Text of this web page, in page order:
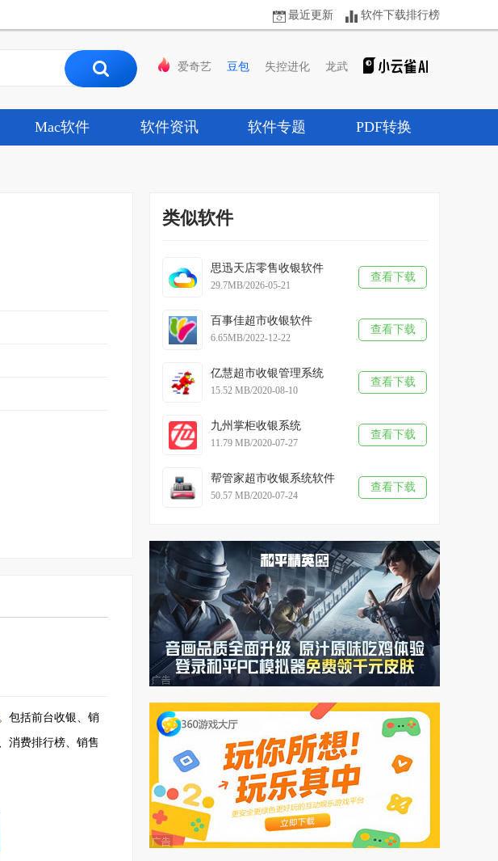
最近更新 软件下载排行榜
爱奇艺 豆包 失控进化 龙武
Mac软件 软件资讯 软件专题 PDF转换
。包括前台收银、销
消费排行榜、销售
类似软件
思迅天店零售收银软件
29.7MB/2026-05-21
查看下载
百事佳超市收银软件
6.65MB/2022-12-22
查看下载
亿慧超市收银管理系统
15.52 MB/2020-08-10
查看下载
九州掌柜收银系统
11.79 MB/2020-07-27
查看下载
帮管家超市收银系统软件
50.57 MB/2020-07-24
查看下载